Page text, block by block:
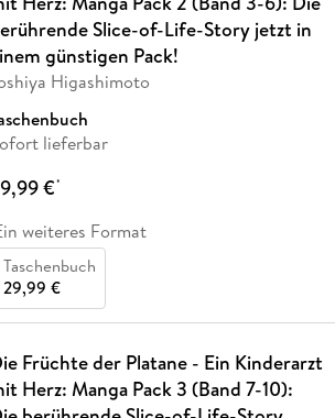
Slice-of-Life-Story jetzt in
günstigen Pack!
Higashimoto
lieferbar
€*
weiteres Format
Taschenbuch
29,99 €
Früchte der Platane - Ein Kinderarzt
Herz: Manga Pack 3 (Band 7-10):